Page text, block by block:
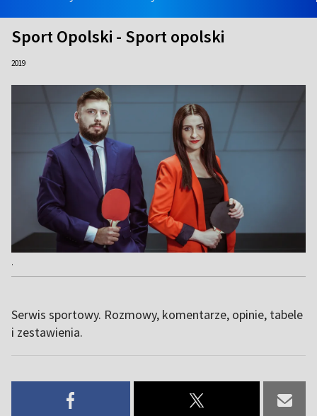
Sport Opolski - Sport opolski
2019
.
Serwis sportowy. Rozmowy, komentarze, opinie, tabele
i zestawienia.